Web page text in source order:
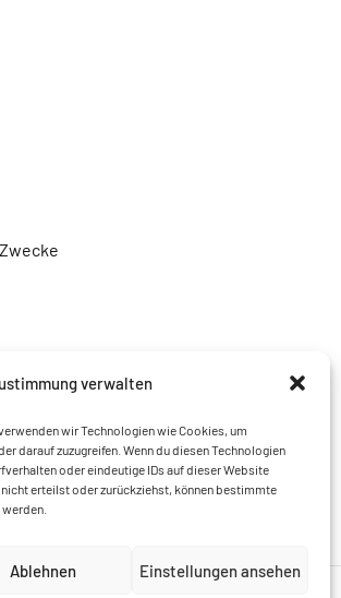
verwalten
wir Technologien wie Cookies, um
darauf zuzugreifen. Wenn du diesen Technologien
oder eindeutige IDs auf dieser Website
erteilst oder zurückziehst, können bestimmte
Ablehnen Einstellungen ansehen